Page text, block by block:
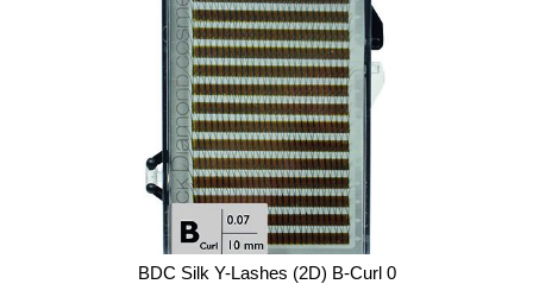
BDC Silk Y-Lashes (2D) B-Curl 0